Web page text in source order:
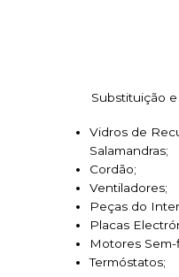
Substituição
Vidros de
Salamandras;
Cordão;
Ventiladores;
Peças do
Placas
Motores Sem-
Termóstatos;